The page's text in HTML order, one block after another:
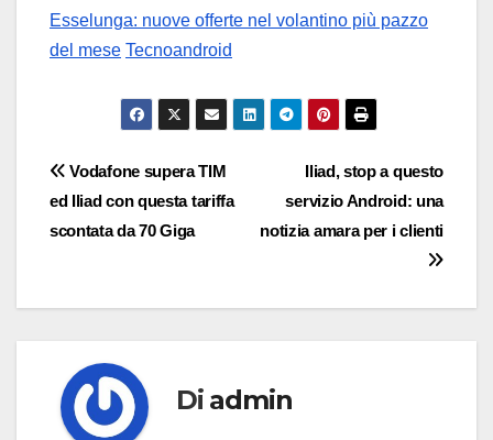
Esselunga: nuove offerte nel volantino più pazzo
del mese Tecnoandroid
Navigazione
articoli
Iliad, stop a questo
servizio Android: una
notizia amara per i clienti
Vodafone supera TIM
ed Iliad con questa tariffa
scontata da 70 Giga
Di admin